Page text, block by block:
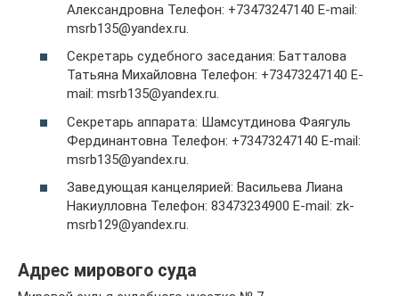
Александровна Телефон: +73473247140 E-mail:
msrb135@yandex.ru.
Секретарь судебного заседания: Батталова
Татьяна Михайловна Телефон: +73473247140 E-
mail: msrb135@yandex.ru.
Секретарь аппарата: Шамсутдинова Фаягуль
Фердинантовна Телефон: +73473247140 E-mail:
msrb135@yandex.ru.
Заведующая канцелярией: Васильева Лиана
Накиулловна Телефон: 83473234900 E-mail: zk-
msrb129@yandex.ru.
Адрес мирового суда